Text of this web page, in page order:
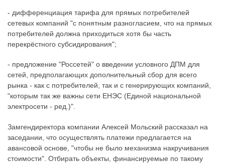
- дифференциация тарифа для прямых потребителей
сетевых компаний "с понятным разногласием, что на прямых
потребителей должна приходиться хотя бы часть
перекрёстного субсидирования";
- предложение "Россетей" о введении условного ДПМ для
сетей, предполагающих дополнительный сбор для всего
рынка - как с потребителей, так и с генерирующих компаний,
"которым так же важны сети ЕНЭС (Единой национальной
электросети - ред.)".
Замгендиректора компании Алексей Мольский рассказал на
заседании, что осуществлять платежи предлагается на
авансовой основе, "чтобы не было механизма накручивания
стоимости". Отбирать объекты, финансируемые по такому